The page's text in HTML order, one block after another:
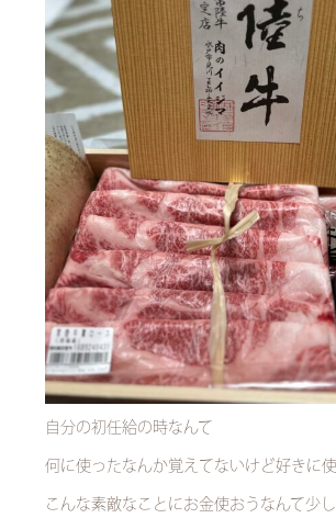
自分の初任給の時なんて
何に使ったなんか覚えてないけど好きに
こんな素敵なことにお金使おうなんて少